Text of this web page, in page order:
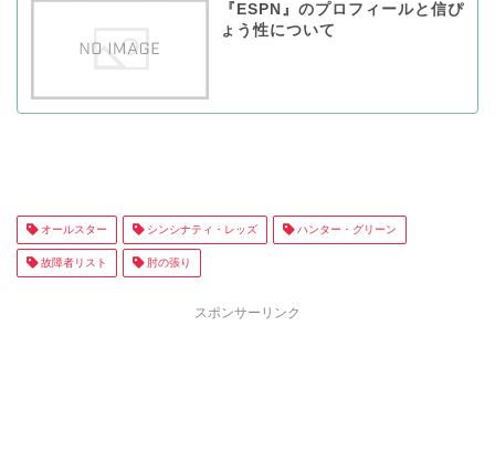
『ESPN』のプロフィールと信ぴ
ょう性について
オールスター シンシナティ・レッズ ハンター・グリーン
故障者リスト 肘の張り
スポンサーリンク